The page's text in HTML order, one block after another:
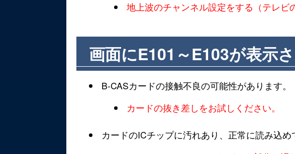
地上波のチャンネル設定をする（テレビ
画面にE101～E103が表示
B-CASカードの接触不良の可能性があります。
カードの抜き差しをお試しください。
カードのICチップに汚れあり、正常に読み込